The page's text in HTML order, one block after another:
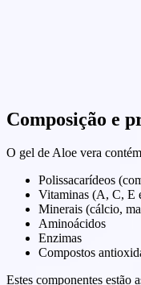
Composição e
O gel de Aloe vera
Polissacarídeos
Vitaminas (A, C, E
Minerais (cálcio,
Aminoácidos
Enzimas
Compostos
Estes componentes estão